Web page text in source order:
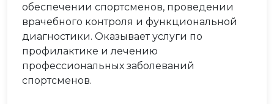
обеспечении спортсменов, проведении
врачебного контроля и функциональной
диагностики. Оказывает услуги по
профилактике и лечению
профессиональных заболеваний
спортсменов.